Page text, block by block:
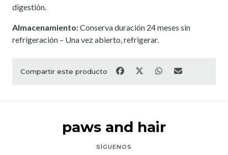
digestión.
Almacenamiento:Conserva duración 24 meses sin
refrigeración – Una vez abierto, refrigerar.
Compartir este producto
paws and hair
SÍGUENOS